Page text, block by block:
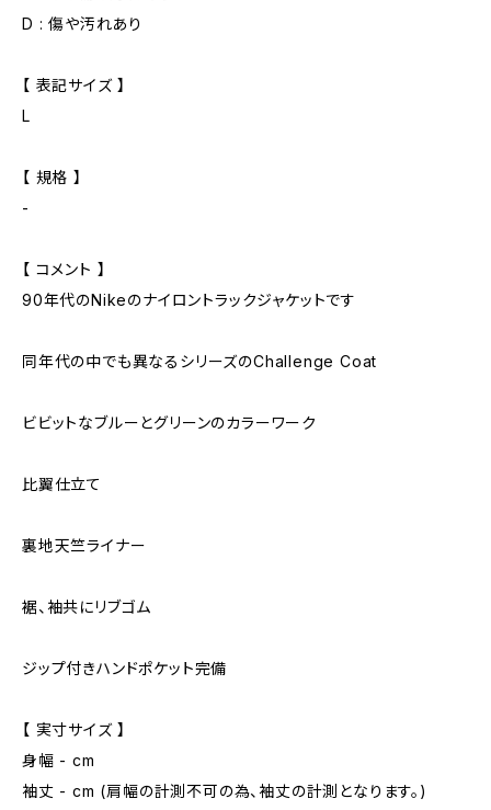
D : 傷や汚れあり
【 表記サイズ 】
L
【 規格 】
-
【 コメント 】
90年代のNikeのナイロントラックジャケットです
同年代の中でも異なるシリーズのChallenge Coat
ビビットなブルーとグリーンのカラーワーク
比翼仕立て
裏地天竺ライナー
裾、袖共にリブゴム
ジップ付きハンドポケット完備
【 実寸サイズ 】
身幅 - cm
袖丈 - cm (肩幅の計測不可の為、袖丈の計測となります。)